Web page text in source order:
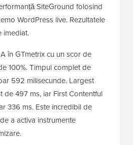
SiteGround folosind
WordPress live. Rezultatele
imediat.
în GTmetrix cu un scor de
100%. Timpul complet de
592 milisecunde. Largest
de 497 ms, iar First Contentful
336 ms. Este incredibil de
a activa instrumente